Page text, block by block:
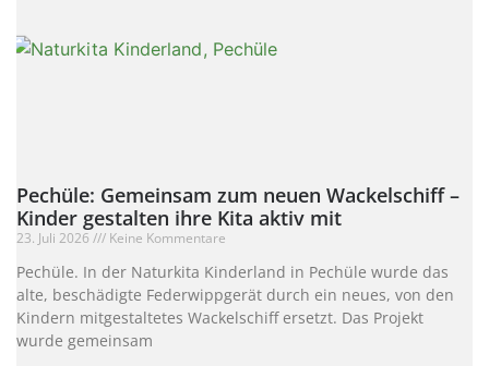
Pechüle: Gemeinsam zum neuen Wackelschiff –
Kinder gestalten ihre Kita aktiv mit
23. Juli 2026 Keine Kommentare
Pechüle. In der Naturkita Kinderland in Pechüle wurde das
alte, beschädigte Federwippgerät durch ein neues, von den
Kindern mitgestaltetes Wackelschiff ersetzt. Das Projekt
wurde gemeinsam